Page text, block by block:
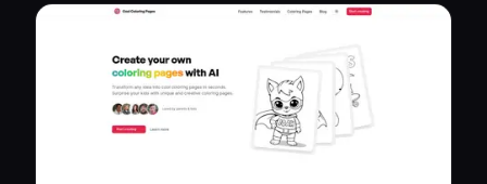
Comparer les outils
Toutes les catégories